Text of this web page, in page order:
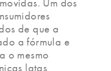
Um dos
de que a
a fórmula e
o mesmo
latas